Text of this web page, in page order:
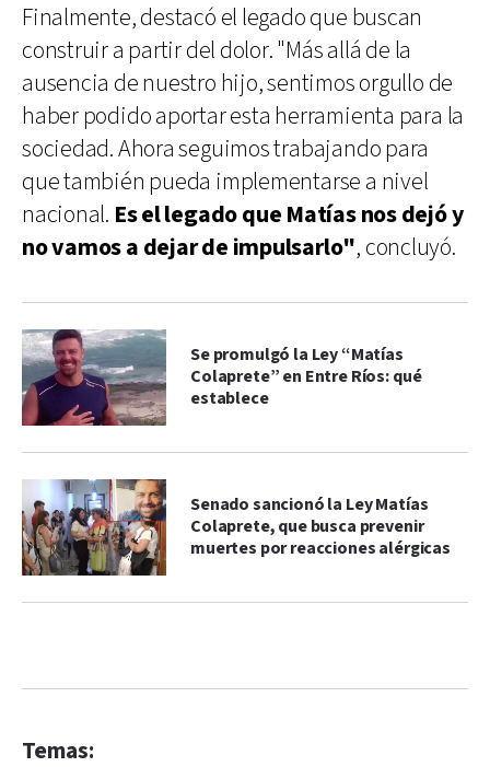
Finalmente, destacó el legado que buscan
construir a partir del dolor. "Más allá de la
ausencia de nuestro hijo, sentimos orgullo de
haber podido aportar esta herramienta para la
sociedad. Ahora seguimos trabajando para
que también pueda implementarse a nivel
nacional. Es el legado que Matías nos dejó y
no vamos a dejar de impulsarlo", concluyó.
Se promulgó la Ley “Matías
Colaprete” en Entre Ríos: qué
establece
Senado sancionó la Ley Matías
Colaprete, que busca prevenir
muertes por reacciones alérgicas
Temas: